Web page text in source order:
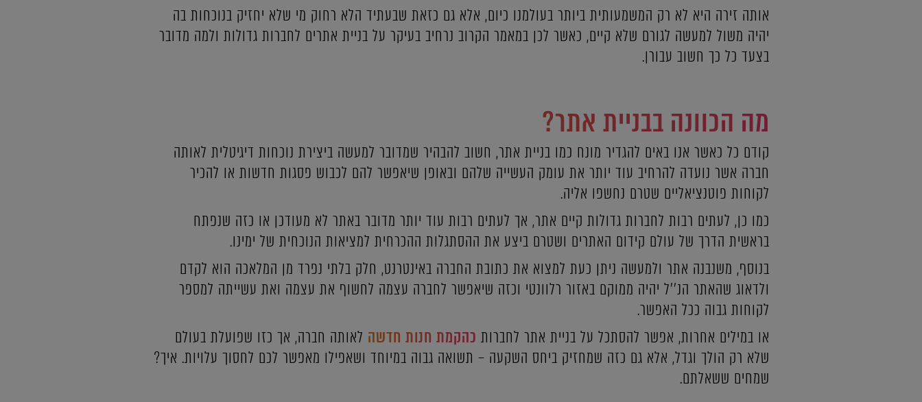
אותה זירה היא לא רק המשמעותית ביותר בעולמנו כיום, אלא גם כזאת שבעתיד הלא רחוק מי שלא יחזיק בנוכחות בה
יהיה משול למעשה לגורם שלא קיים, כאשר לכן במאמר הקרוב נרחיב בעיקר על בניית אתרים לחברות גדולות ולמה מדובר
בצעד כל כך חשוב עבורן.
מה הכוונה בבניית אתר?
קודם כל כאשר אנו באים להגדיר מונח כמו בניית אתר, חשוב להבהיר שמדובר למעשה ביצירת נוכחות דיגיטלית לאותה
חברה אשר נועדה להרחיב עוד יותר את עומק העשייה שלהם ובאופן שיאפשר להם לכבוש פסגות חדשות או להכיר
לקוחות פוטנציאליים שטרם נחשפו אליה.
כמו כן, לעתים רבות לחברות גדולות קיים אתר, אך לעתים רבות עוד יותר מדובר באתר לא מעודכן או כזה שנפתח
בראשית הדרך של עולם קידום האתרים ושטרם ביצע את ההסתגלות ההכרחית למציאות הנוכחית של ימינו.
בנוסף, משנבנה אתר ולמעשה ניתן כעת למצוא את כתובת החברה באינטרנט, חלק בלתי נפרד מן המלאכה הוא לקדם
ולדאוג שהאתר הנ''ל יהיה ממוקם באזור רלוונטי וכזה שיאפשר לחברה עצמה לחשוף את עצמה ואת עשייתה למספר
לקוחות גבוה ככל האפשר.
או במילים אחרות, אפשר להסתכל על בניית אתר לחברות כהקמת חנות חדשה לאותה חברה, אך כזו שפועלת בעולם
שלא רק הולך וגדל, אלא גם כזה שמחזיק ביחס השקעה – תשואה גבוה במיוחד ושאפילו מאפשר לכם לחסוך עלויות. איך?
שמחים ששאלתם.